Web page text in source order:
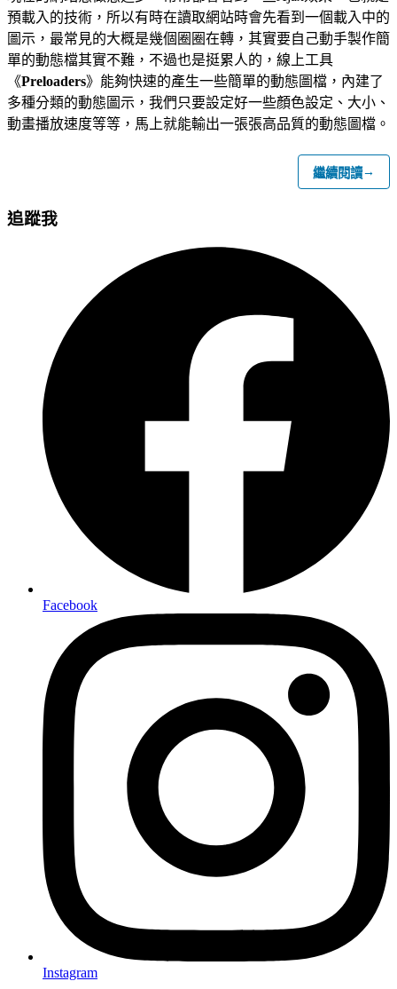
預載入的技術，所以有時在讀取網站時會先看到一個載入中的
圖示，最常見的大概是幾個圈圈在轉，其實要自己動手製作簡
單的動態檔其實不難，不過也是挺累人的，線上工具
《Preloaders》能夠快速的產生一些簡單的動態圖檔，內建了
多種分類的動態圖示，我們只要設定好一些顏色設定、大小、
動畫播放速度等等，馬上就能輸出一張張高品質的動態圖檔。
繼續閱讀→
追蹤我
Facebook
Instagram